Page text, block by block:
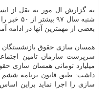
به گزارش ال مور به نقل از
شنبه سال
بعضی از مهمترین آنها در ادامه
همسان سازی حقوق بازنشستگان
میلیارد تومانی همسان سازی
داشت: طبق قانون برنامه ششم
سازی را اجرا نماید براین